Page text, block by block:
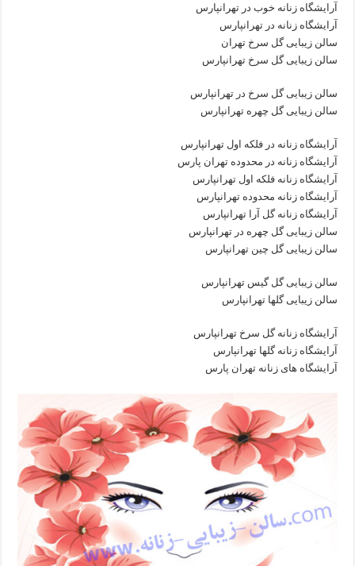
آرایشگاه زنانه خوب در تهرانپارس
آرایشگاه زنانه در تهرانپارس
سالن زیبایی گل سرخ تهران
سالن زیبایی گل سرخ تهرانپارس
سالن زیبایی گل سرخ در تهرانپارس
سالن زیبایی گل چهره تهرانپارس
آرایشگاه زنانه در فلکه اول تهرانپارس
آرایشگاه زنانه در محدوده تهران پارس
آرایشگاه زنانه فلکه اول تهرانپارس
آرایشگاه زنانه محدوده تهرانپارس
آرایشگاه زنانه گل آرا تهرانپارس
سالن زیبایی گل چهره در تهرانپارس
سالن زیبایی گل چین تهرانپارس
سالن زیبایی گل گیس تهرانپارس
سالن زیبایی گلها تهرانپارس
آرایشگاه زنانه گل سرخ تهرانپارس
آرایشگاه زنانه گلها تهرانپارس
آرایشگاه های زنانه تهران پارس